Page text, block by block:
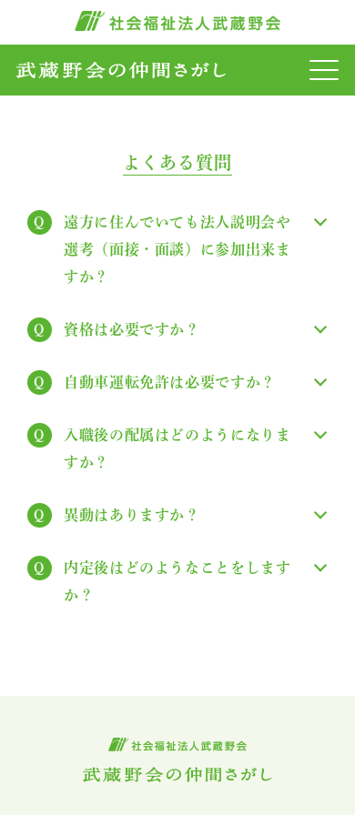
おしらせ
武蔵野会について
座談会
よくある質問
よくある質問
遠方に住んでいても法人説明会や
選考（面接・面談）に参加出来ま
すか？
資格は必要ですか？
自動車運転免許は必要ですか？
入職後の配属はどのようになりま
すか？
異動はありますか？
内定後はどのようなことをします
か？